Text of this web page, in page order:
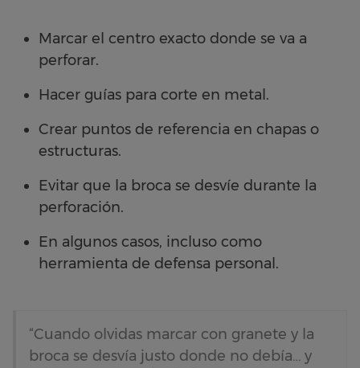
Marcar el centro exacto donde se va a
perforar.
Hacer guías para corte en metal.
Crear puntos de referencia en chapas o
estructuras.
Evitar que la broca se desvíe durante la
perforación.
En algunos casos, incluso como
herramienta de defensa personal.
“Cuando olvidas marcar con granete y la
broca se desvía justo donde no debía… y